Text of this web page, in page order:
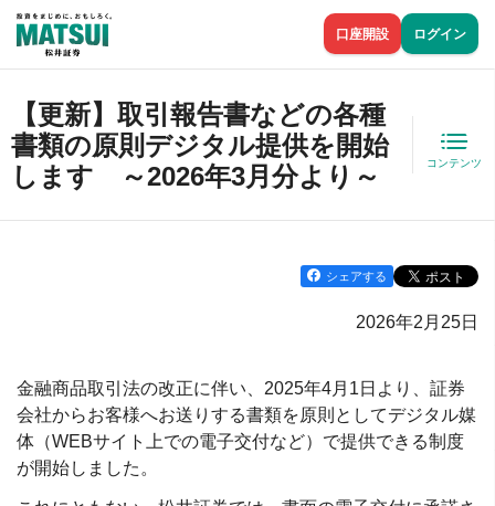
口座開設 ログイン
【更新】取引報告書などの各種
書類の原則デジタル提供を開始
します ～2026年3月分より～
コンテンツ
シェアする
2026年2月25日
金融商品取引法の改正に伴い、2025年4月1日より、証券
会社からお客様へお送りする書類を原則としてデジタル媒
体（WEBサイト上での電子交付など）で提供できる制度
が開始しました。